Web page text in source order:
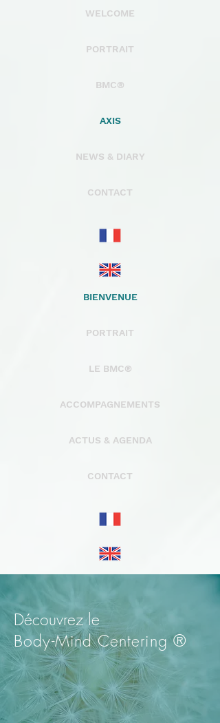
WELCOME
PORTRAIT
BMC®
AXIS
NEWS & DIARY
CONTACT
BIENVENUE
PORTRAIT
LE BMC®
ACCOMPAGNEMENTS
ACTUS & AGENDA
CONTACT
Découvrez le
Body-Mind Centering ®